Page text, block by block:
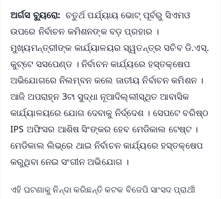
ଅର୍ଗସ ବ୍ୟୁରୋ: ଚତୁର୍ଥ ପର୍ଯ୍ୟାୟ ଭୋଟ୍ ପୂର୍ବରୁ ସିଏମଓ
ଉପରେ ନିର୍ବାଚନ କମିଶନଙ୍କ ବଡ଼ ପ୍ରହାର ।
ମୁଖ୍ୟମନ୍ତ୍ରୀଙ୍କ କାର୍ଯ୍ୟାଳୟର ସ୍ୱତନ୍ତ୍ର ସଚିବ ଡି.ଏସ୍.
କୁଟ୍ଟେ ସସପେଣ୍ଡ । ନିର୍ବାଚନ କାର୍ଯ୍ୟରେ ହସ୍ତକ୍ଷେପ
ଅଭିଯୋଗରେ ନିଲମ୍ବନ କଲେ ଜାତୀୟ ନିର୍ବାଚନ କମିଶନ ।
ଆଜି ଅପରାହ୍ନ 3ଟା ସୁଦ୍ଧା ନୂଆଦିଲ୍ଲୀସ୍ଥିତ ଆବାସିକ
କାର୍ଯ୍ୟାଳୟରେ ଯୋଗ ଦେବାକୁ ନିର୍ଦ୍ଦେଶ । ସେପଟେ ବରିଷ୍ଠ
IPS ଅଫିସର ଆଶିଷ ସିଂଙ୍କର ହେବ ମେଡିକାଲ ଟେଷ୍ଟ ।
ମେଡିକାଲ ଲିଭ୍‌ରେ ଥାଇ ନିର୍ବାଚନ କାର୍ଯ୍ୟରେ ହସ୍ତକ୍ଷେପ
କରୁଥିବା ନେଇ ସଂଗୀନ ଅଭିଯୋଗ ।
ଏହି ଘଟଣାକୁ ନିନ୍ଦା କରିଛନ୍ତି କଟକ ବିଜେପି ସାଂସଦ ପ୍ରାର୍ଥୀ